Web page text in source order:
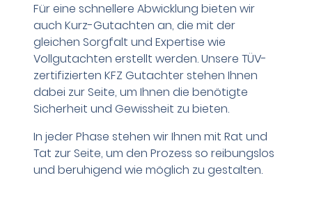
Für eine schnellere Abwicklung bieten wir
auch Kurz-Gutachten an, die mit der
gleichen Sorgfalt und Expertise wie
Vollgutachten erstellt werden. Unsere TÜV-
zertifizierten KFZ Gutachter stehen Ihnen
dabei zur Seite, um Ihnen die benötigte
Sicherheit und Gewissheit zu bieten.
In jeder Phase stehen wir Ihnen mit Rat und
Tat zur Seite, um den Prozess so reibungslos
und beruhigend wie möglich zu gestalten.